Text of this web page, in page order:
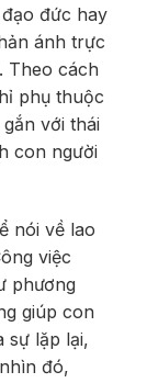
đức hay
ánh trực
Theo cách
phụ thuộc
với thái
con người
nói về lao
việc
phương
giúp con
sự lặp lại,
đó,